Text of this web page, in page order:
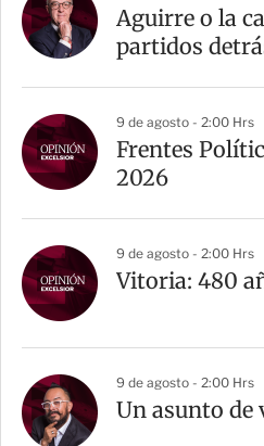
r
t
Aguirre o la
partidos
9 de agosto - 2:00 Hrs
Frentes
2026
9 de agosto - 2:00 Hrs
Vitoria: 480
9 de agosto - 2:00 Hrs
Un asunto de